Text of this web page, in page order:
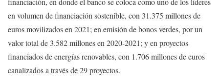
en volumen de financiación sostenible, con 31.375 millones de
euros movilizados en 2021; en emisión de bonos verdes, por un
valor total de 3.582 millones en 2020-2021; y en proyectos
financiados de energías renovables, con 1.706 millones de euros
canalizados a través de 29 proyectos.